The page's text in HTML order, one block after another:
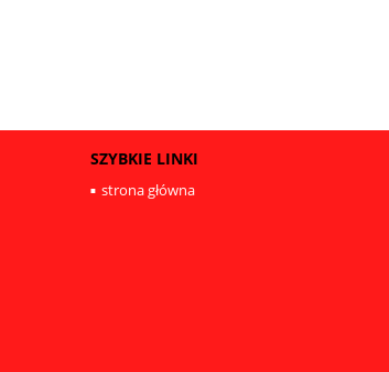
SZYBKIE LINKI
strona główna